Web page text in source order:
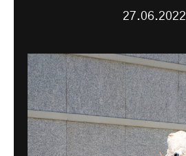
27.06.2022